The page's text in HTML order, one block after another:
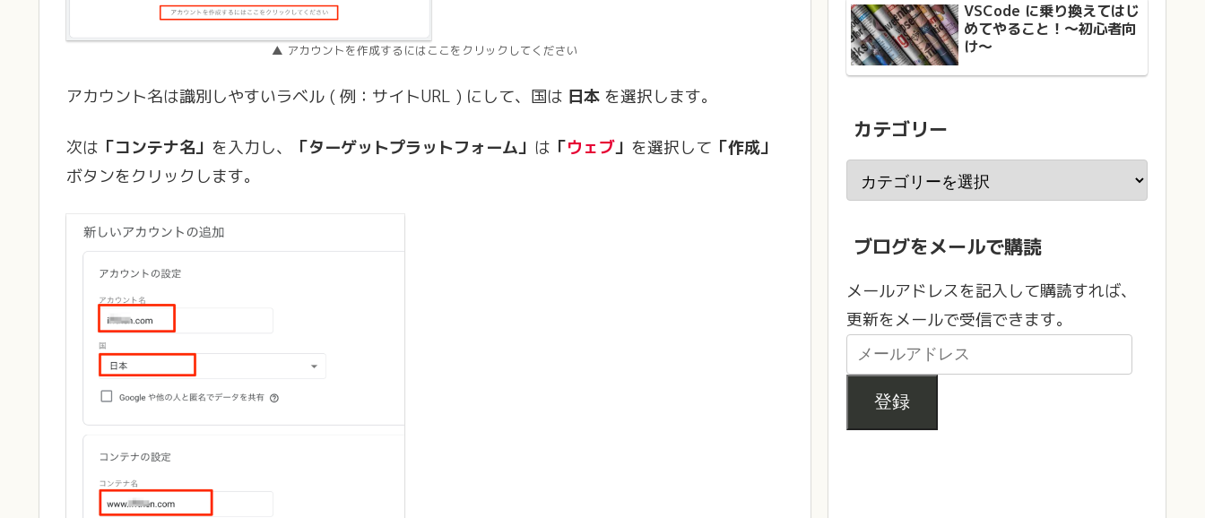
▲ アカウントを作成するにはここをクリックしてください
アカウント名は識別しやすいラベル ( 例：サイトURL ) にして、国は 日本 を選択します。
次は 「コンテナ名」 を入力し、 「ターゲットプラットフォーム」 は 「ウェブ」 を選択して 「作成」
ボタンをクリックします。
VSCode に乗り換えてはじ
めてやること！〜初心者向
け〜
カテゴリー
ブログをメールで購読
メールアドレスを記入して購読すれば、
更新をメールで受信できます。
登録